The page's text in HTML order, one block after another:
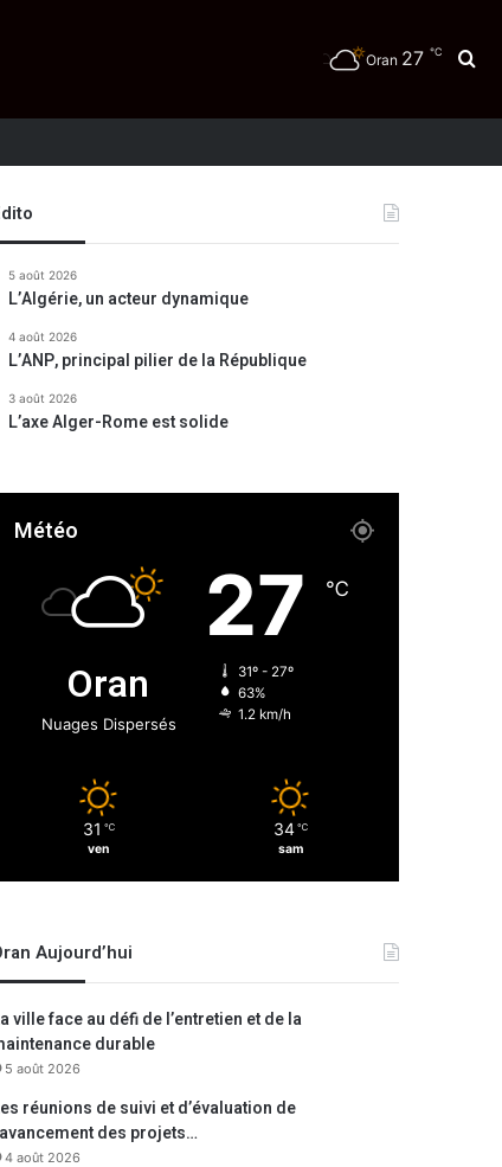
Oran 27 ℃
5 août 2026
L’Algérie, un acteur dynamique
4 août 2026
L’ANP, principal pilier de la République
3 août 2026
L’axe Alger-Rome est solide
Météo
Oran
Nuages Dispersés
27 ℃
31º - 27º
63%
1.2 km/h
31 ℃
ven
34 ℃
sam
Aujourd’hui
ville face au défi de l’entretien et de la
durable
5 août 2026
réunions de suivi et d’évaluation de
des projets…
4 août 2026